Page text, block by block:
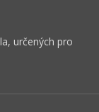
určených pro